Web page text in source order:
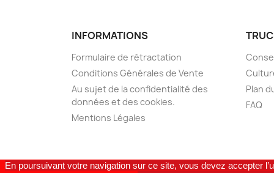
En poursuivant votre navigation sur ce site, vous devez accepter
INFORMATIONS
Formulaire de rétractation
Conditions Générales de Vente
Au sujet de la confidentialité des
données et des cookies.
Mentions Légales
Plan
FAQ